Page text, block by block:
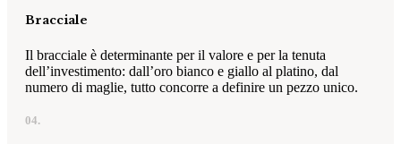
Bracciale
Il bracciale è determinante per il valore e per la tenuta
dell’investimento: dall’oro bianco e giallo al platino, dal
numero di maglie, tutto concorre a definire un pezzo unico.
04.